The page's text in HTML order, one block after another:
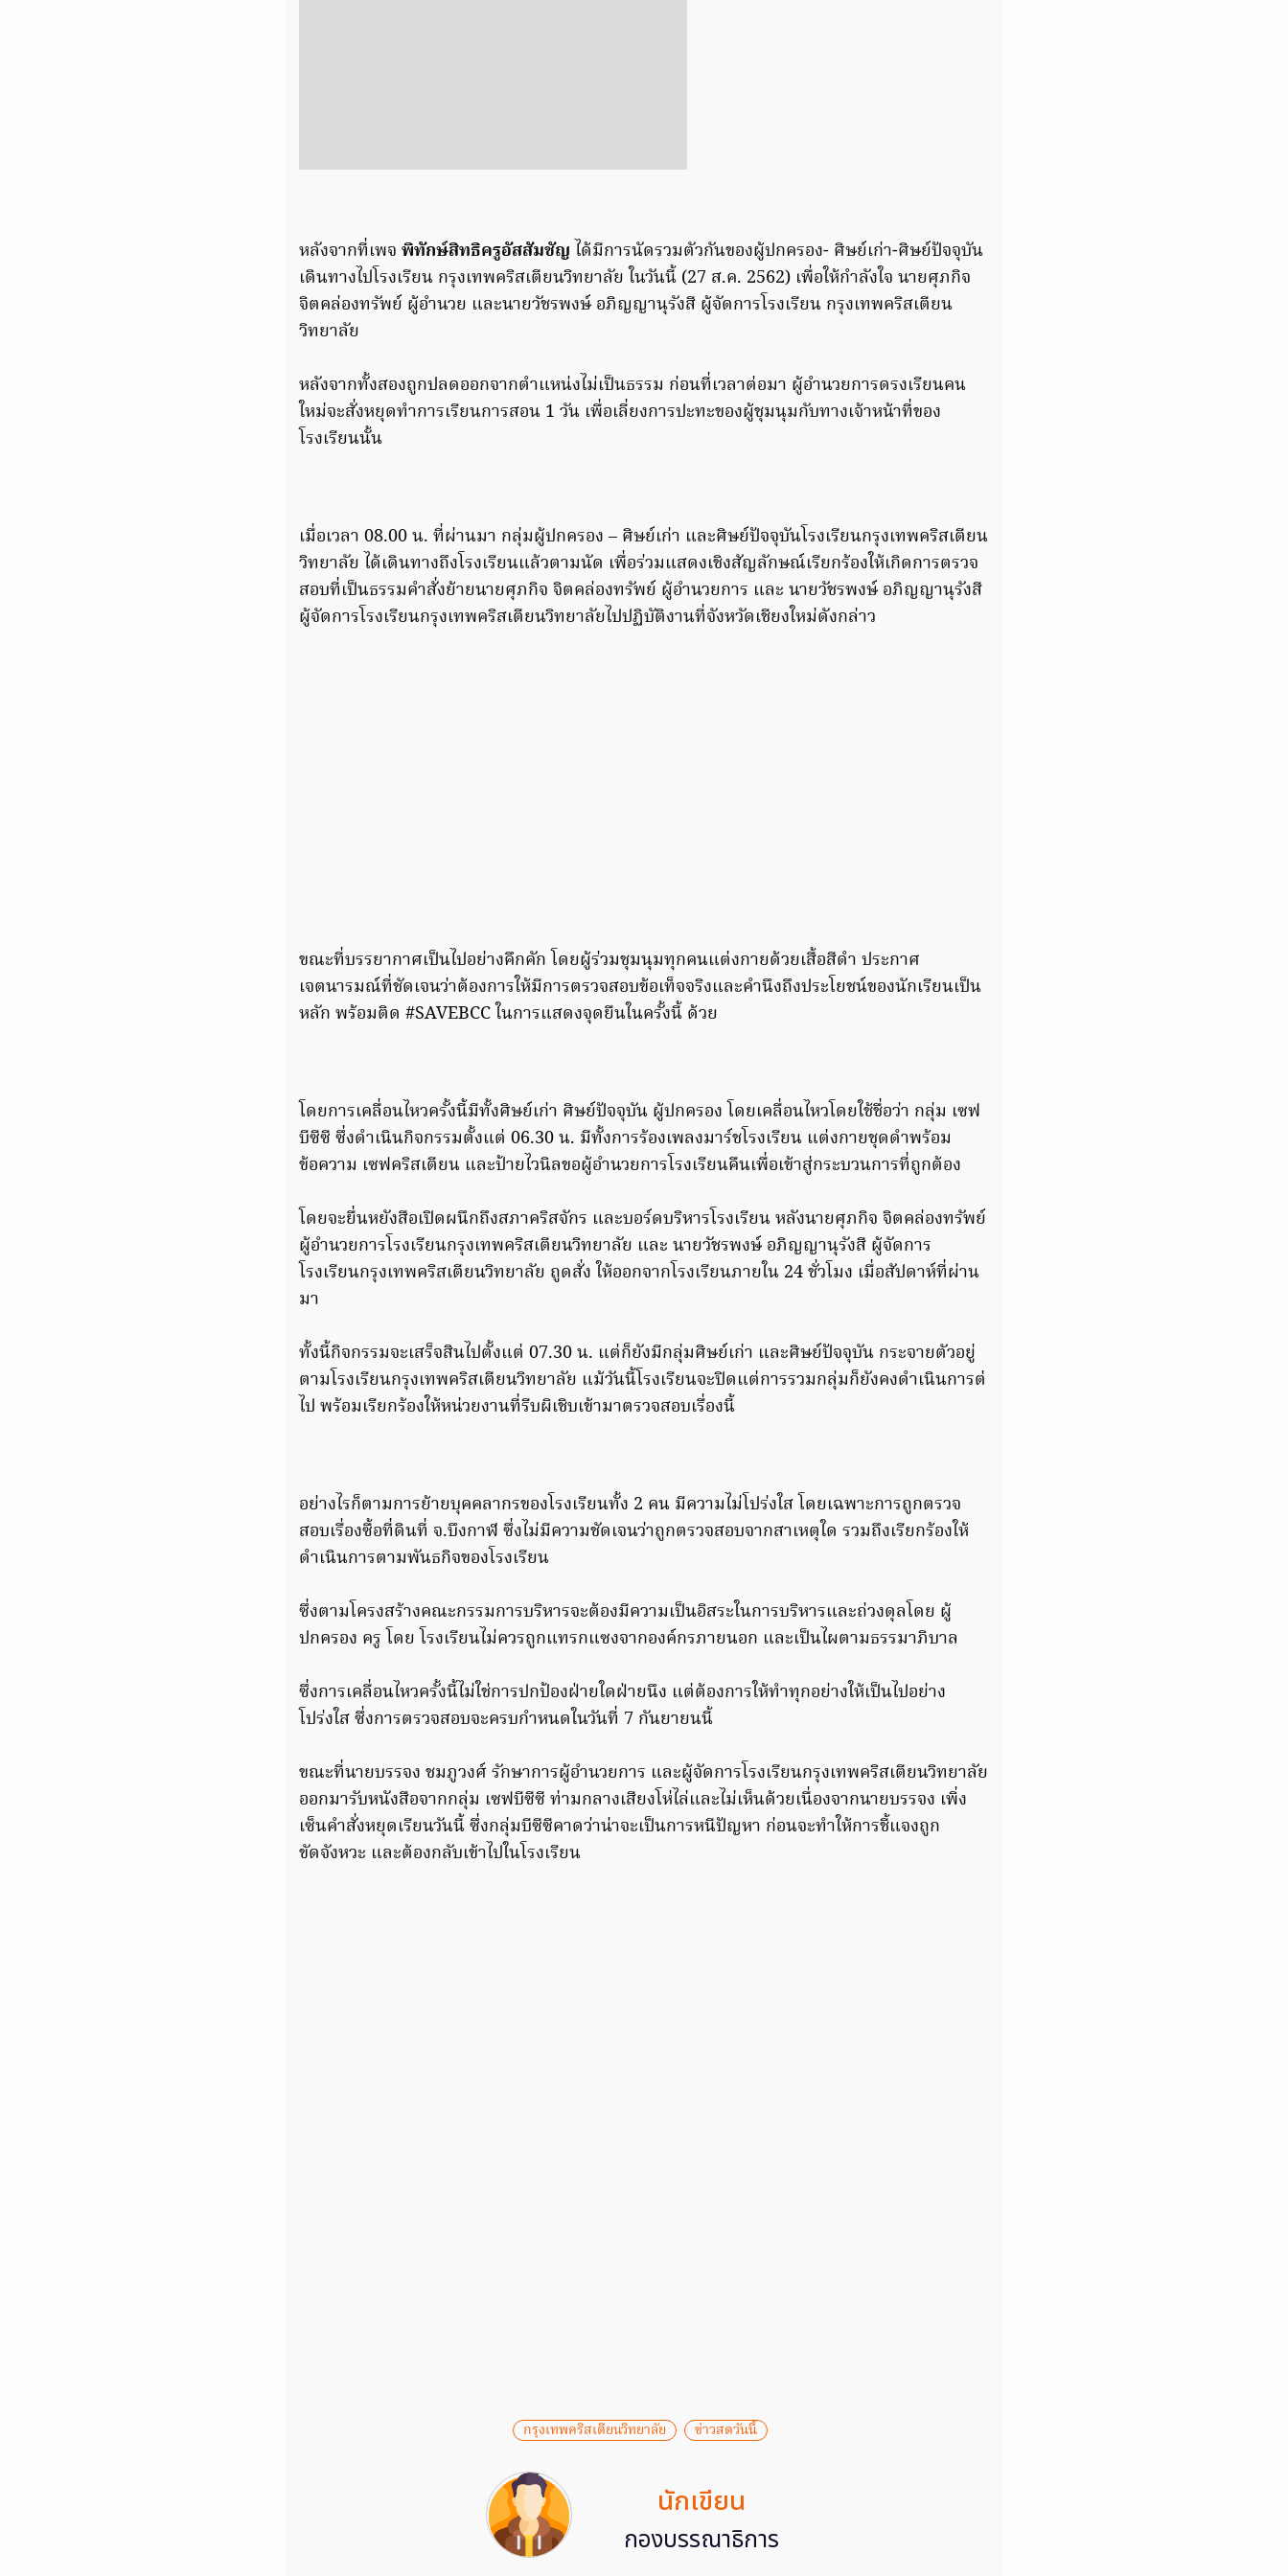
หลังจากที่เพจ พิทักษ์สิทธิครูอัสสัมชัญ ได้มีการนัดรวมตัวกันของผู้ปกครอง- ศิษย์เก่า-ศิษย์ปัจจุบัน
เดินทางไปโรงเรียน กรุงเทพคริสเตียนวิทยาลัย ในวันนี้ (27 ส.ค. 2562) เพื่อให้กำลังใจ นายศุภกิจ
จิตคล่องทรัพย์ ผู้อำนวย และนายวัชรพงษ์ อภิญญานุรังสี ผู้จัดการโรงเรียน กรุงเทพคริสเตียน
วิทยาลัย
หลังจากทั้งสองถูกปลดออกจากตำแหน่งไม่เป็นธรรม ก่อนที่เวลาต่อมา ผู้อำนวยการดรงเรียนคน
ใหม่จะสั่งหยุดทำการเรียนการสอน 1 วัน เพื่อเลี่ยงการปะทะของผู้ชุมนุมกับทางเจ้าหน้าที่ของ
โรงเรียนนั้น
เมื่อเวลา 08.00 น. ที่ผ่านมา กลุ่มผู้ปกครอง – ศิษย์เก่า และศิษย์ปัจจุบันโรงเรียนกรุงเทพคริสเตียน
วิทยาลัย ได้เดินทางถึงโรงเรียนแล้วตามนัด เพื่อร่วมแสดงเชิงสัญลักษณ์เรียกร้องให้เกิดการตรวจ
สอบที่เป็นธรรมคำสั่งย้ายนายศุภกิจ จิตคล่องทรัพย์ ผู้อำนวยการ และ นายวัชรพงษ์ อภิญญานุรังสี
ผู้จัดการโรงเรียนกรุงเทพคริสเตียนวิทยาลัยไปปฏิบัติงานที่จังหวัดเชียงใหม่ดังกล่าว
ขณะที่บรรยากาศเป็นไปอย่างคึกคัก โดยผู้ร่วมชุมนุมทุกคนแต่งกายด้วยเสื้อสีดำ ประกาศ
เจตนารมณ์ที่ชัดเจนว่าต้องการให้มีการตรวจสอบข้อเท็จจริงและคำนึงถึงประโยชน์ของนักเรียนเป็น
หลัก พร้อมติด #SAVEBCC ในการแสดงจุดยืนในครั้งนี้ ด้วย
โดยการเคลื่อนไหวครั้งนี้มีทั้งศิษย์เก่า ศิษย์ปัจจุบัน ผู้ปกครอง โดยเคลื่อนไหวโดยใช้ชื่อว่า กลุ่ม เซฟ
บีซีซี ซึ่งดำเนินกิจกรรมตั้งแต่ 06.30 น. มีทั้งการร้องเพลงมาร์ชโรงเรียน แต่งกายชุดดำพร้อม
ข้อความ เซฟคริสเตียน และป้ายไวนิลขอผู้อำนวยการโรงเรียนคืนเพื่อเข้าสู่กระบวนการที่ถูกต้อง
โดยจะยื่นหยังสือเปิดผนึกถึงสภาคริสจักร และบอร์ดบริหารโรงเรียน หลังนายศุภกิจ จิตคล่องทรัพย์
ผู้อำนวยการโรงเรียนกรุงเทพคริสเตียนวิทยาลัย และ นายวัชรพงษ์ อภิญญานุรังสี ผู้จัดการ
โรงเรียนกรุงเทพคริสเตียนวิทยาลัย ถูดสั่ง ให้ออกจากโรงเรียนภายใน 24 ชั่วโมง เมื่อสัปดาห์ที่ผ่าน
มา
ทั้งนี้กิจกรรมจะเสร็จสินไปตั้งแต่ 07.30 น. แต่ก็ยังมีกลุ่มศิษย์เก่า และศิษย์ปัจจุบัน กระจายตัวอยู่
ตามโรงเรียนกรุงเทพคริสเตียนวิทยาลัย แม้วันนี้โรงเรียนจะปิดแต่การรวมกลุ่มก็ยังคงดำเนินการต่
ไป พร้อมเรียกร้องให้หน่วยงานที่รีบผิเชิบเข้ามาตรวจสอบเรื่องนี้
อย่างไรก็ตามการย้ายบุคคลากรของโรงเรียนทั้ง 2 คน มีความไม่โปร่งใส โดยเฉพาะการถูกตรวจ
สอบเรื่องซื้อที่ดินที่ จ.บึงกาฬ ซึ่งไม่มีความชัดเจนว่าถูกตรวจสอบจากสาเหตุใด รวมถึงเรียกร้องให้
ดำเนินการตามพันธกิจของโรงเรียน
ซึ่งตามโครงสร้างคณะกรรมการบริหารจะต้องมีความเป็นอิสระในการบริหารและถ่วงดุลโดย ผู้
ปกครอง ครู โดย โรงเรียนไม่ควรถูกแทรกแซงจากองค์กรภายนอก และเป็นไผตามธรรมาภิบาล
ซึ่งการเคลื่อนไหวครั้งนี้ไม่ใช่การปกป้องฝ่ายใดฝ่ายนึง แต่ต้องการให้ทำทุกอย่างให้เป็นไปอย่าง
โปร่งใส ซึ่งการตรวจสอบจะครบกำหนดในวันที่ 7 กันยายนนี้
ขณะที่นายบรรจง ชมภูวงศ์ รักษาการผู้อำนวยการ และผู้จัดการโรงเรียนกรุงเทพคริสเตียนวิทยาลัย
ออกมารับหนังสือจากกลุ่ม เซฟบีซีซี ท่ามกลางเสียงโห่ไล่และไม่เห็นด้วยเนื่องจากนายบรรจง เพิ่ง
เซ็นคำสั่งหยุดเรียนวันนี้ ซึ่งกลุ่มบีซีซีคาดว่าน่าจะเป็นการหนีปัญหา ก่อนจะทำให้การชี้แจงถูก
ขัดจังหวะ และต้องกลับเข้าไปในโรงเรียน
กรุงเทพคริสเตียนวิทยาลัย ข่าวสดวันนี้
นักเขียน
กองบรรณาธิการ